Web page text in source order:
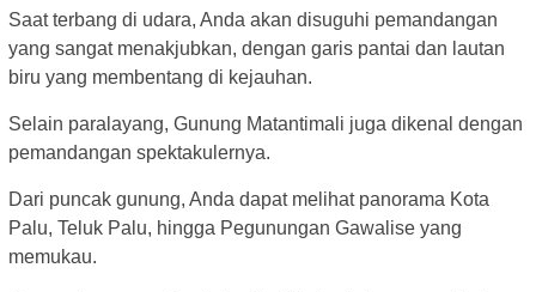
Saat terbang di udara, Anda akan disuguhi pemandangan
yang sangat menakjubkan, dengan garis pantai dan lautan
biru yang membentang di kejauhan.
Selain paralayang, Gunung Matantimali juga dikenal dengan
pemandangan spektakulernya.
Dari puncak gunung, Anda dapat melihat panorama Kota
Palu, Teluk Palu, hingga Pegunungan Gawalise yang
memukau.